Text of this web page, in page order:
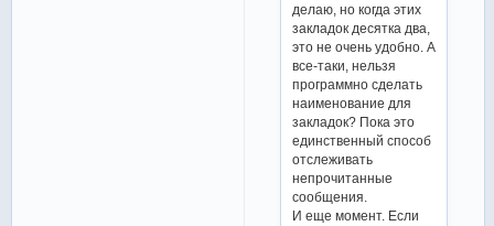
делаю, но когда этих
закладок десятка два,
это не очень удобно. А
все-таки, нельзя
программно сделать
наименование для
закладок? Пока это
единственный способ
отслеживать
непрочитанные
сообщения.
И еще момент. Если